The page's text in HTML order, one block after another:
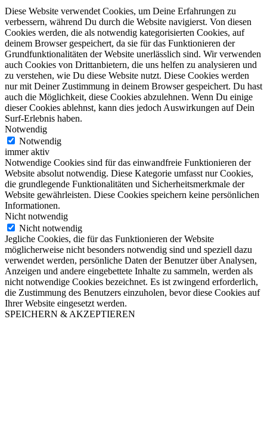
Diese Website verwendet Cookies, um Deine Erfahrungen zu
verbessern, während Du durch die Website navigierst. Von diesen
Cookies werden, die als notwendig kategorisierten Cookies, auf
deinem Browser gespeichert, da sie für das Funktionieren der
Grundfunktionalitäten der Website unerlässlich sind. Wir verwenden
auch Cookies von Drittanbietern, die uns helfen zu analysieren und
zu verstehen, wie Du diese Website nutzt. Diese Cookies werden
nur mit Deiner Zustimmung in deinem Browser gespeichert. Du hast
auch die Möglichkeit, diese Cookies abzulehnen. Wenn Du einige
dieser Cookies ablehnst, kann dies jedoch Auswirkungen auf Dein
Surf-Erlebnis haben.
Notwendig
Notwendig
immer aktiv
Notwendige Cookies sind für das einwandfreie Funktionieren der
Website absolut notwendig. Diese Kategorie umfasst nur Cookies,
die grundlegende Funktionalitäten und Sicherheitsmerkmale der
Website gewährleisten. Diese Cookies speichern keine persönlichen
Informationen.
Nicht notwendig
Nicht notwendig
Jegliche Cookies, die für das Funktionieren der Website
möglicherweise nicht besonders notwendig sind und speziell dazu
verwendet werden, persönliche Daten der Benutzer über Analysen,
Anzeigen und andere eingebettete Inhalte zu sammeln, werden als
nicht notwendige Cookies bezeichnet. Es ist zwingend erforderlich,
die Zustimmung des Benutzers einzuholen, bevor diese Cookies auf
Ihrer Website eingesetzt werden.
SPEICHERN & AKZEPTIEREN